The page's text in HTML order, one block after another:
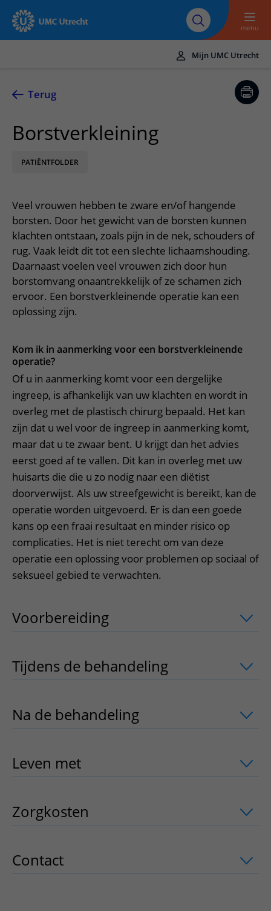
Naar hoofdinhoud
Over UMC
Utrecht
Research
Werken bij het UMC
Utrecht
menu
UMC Utrecht
Zorg en behandeling
Ziekten en aandoeningen
Poliklinieken
Verpleegafdelingen
Onze zorgverleners
Onderzoeken en diagnostiek
Het Wilhelmina Kinderziekenhuis
Afspraak en opname
Bezoek aan de polikliniek
Opname in het ziekenhuis
Voorbereiding op uw afspraak
Bloedprikken
Wachttijden
Bezoektijden
Wijzigen patiëntgegevens
Mijn UMC Utrecht patiëntportaal
Op bezoek in het UMC Utrecht
Apotheek
Winkels en restaurants
Faciliteiten en voorzieningen
Bezoekregels
Contact en route
Spoed
Contactgegevens
Route naar het ziekenhuis
Parkeren
Contact met polikliniek
Contact met verpleegafdeling
Het Wilhelmina Kinderziekenhuis
Verwijzers
Patiënt verwijzen
Teleconsult aanvragen
Diagnostiek aanvragen
Meer UMC Utrecht
Over UMC Utrecht
Research
Onderwijs
Werken bij het UMC Utrecht
Mijn UMC Utrecht
Terug
Borstverkleining
PATIËNTFOLDER
Veel vrouwen hebben te zware en/of hangende
borsten. Door het gewicht van de borsten kunnen
klachten ontstaan, zoals pijn in de nek, schouders of
rug. Vaak leidt dit tot een slechte lichaamshouding.
Daarnaast voelen veel vrouwen zich door hun
borstomvang onaantrekkelijk of ze schamen zich
ervoor. Een borstverkleinende operatie kan een
oplossing zijn.
Kom ik in aanmerking voor een borstverkleinende
operatie?
Of u in aanmerking komt voor een dergelijke
ingreep, is afhankelijk van uw klachten en wordt in
overleg met de plastisch chirurg bepaald. Het kan
zijn dat u wel voor de ingreep in aanmerking komt,
maar dat u te zwaar bent. U krijgt dan het advies
eerst goed af te vallen. Dit kan in overleg met uw
huisarts die die u zo nodig naar een diëtist
doorverwijst. Als uw streefgewicht is bereikt, kan de
operatie worden uitgevoerd. Er is dan een goede
kans op een fraai resultaat en minder risico op
complicaties. Het is niet terecht om van deze
operatie een oplossing voor problemen op sociaal of
seksueel gebied te verwachten.
Voorbereiding uitklapper, klik om te
Tijdens de behandeling uitklapper,
Na de behandeling uitklapper, klik
Leven met uitklapper, klik om te
Zorgkosten uitklapper, klik om te
Contact uitklapper, klik om te openen